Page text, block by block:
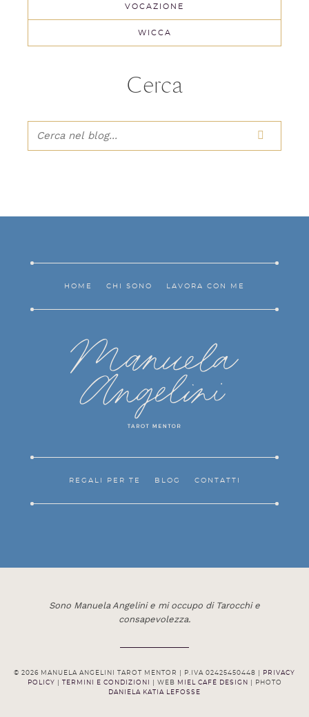
VOCAZIONE
WICCA
Cerca

HOME CHI SONO LAVORA CON ME
REGALI PER TE BLOG CONTATTI
Sono Manuela Angelini e mi occupo di Tarocchi e
consapevolezza.
© 2026 MANUELA ANGELINI TAROT MENTOR | P.IVA 02425450448 |
PRIVACY
POLICY
TERMINI E CONDIZIONI | WEB MIEL CAFÉ DESIGN
| PHOTO
DANIELA KATIA LEFOSSE